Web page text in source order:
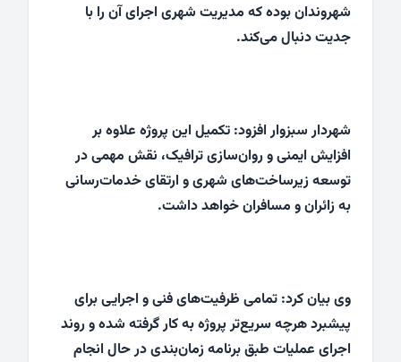
شهروندان بوده که مدیریت شهری اجرای آن را با
جدیت دنبال می‌کند.
شهردار سبزوار افزود: تکمیل این پروژه علاوه بر
افزایش ایمنی و روان‌سازی ترافیک، نقش مهمی در
توسعه زیرساخت‌های شهری و ارتقای خدمات‌رسانی
به زائران و مسافران خواهد داشت.
وی بیان کرد: تمامی ظرفیت‌های فنی و اجرایی برای
پیشبرد هرچه سریع‌تر پروژه به کار گرفته شده و روند
اجرای عملیات طبق برنامه زمان‌بندی در حال انجام